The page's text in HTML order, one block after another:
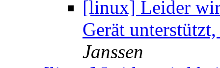
[linux] Leider
Gerät
Janssen